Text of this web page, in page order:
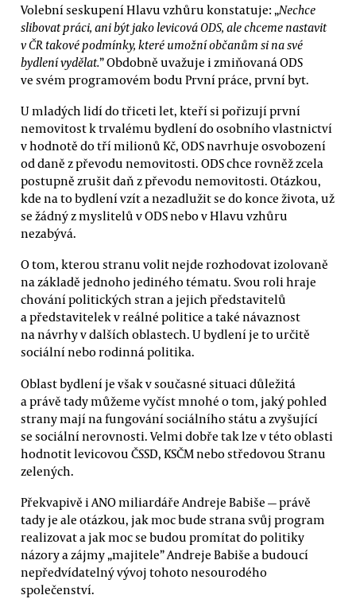
Volební seskupení Hlavu vzhůru konstatuje: „Nechce
slibovat práci, ani být jako levicová ODS, ale chceme nastavit
v ČR takové podmínky, které umožní občanům si na své
bydlení vydělat.” Obdobně uvažuje i zmiňovaná ODS
ve svém programovém bodu První práce, první byt.
U mladých lidí do třiceti let, kteří si pořizují první
nemovitost k trvalému bydlení do osobního vlastnictví
v hodnotě do tří milionů Kč, ODS navrhuje osvobození
od daně z převodu nemovitosti. ODS chce rovněž zcela
postupně zrušit daň z převodu nemovitosti. Otázkou,
kde na to bydlení vzít a nezadlužit se do konce života, už
se žádný z myslitelů v ODS nebo v Hlavu vzhůru
nezabývá.
O tom, kterou stranu volit nejde rozhodovat izolovaně
na základě jednoho jediného tématu. Svou roli hraje
chování politických stran a jejich představitelů
a představitelek v reálné politice a také návaznost
na návrhy v dalších oblastech. U bydlení je to určitě
sociální nebo rodinná politika.
Oblast bydlení je však v současné situaci důležitá
a právě tady můžeme vyčíst mnohé o tom, jaký pohled
strany mají na fungování sociálního státu a zvyšující
se sociální nerovnosti. Velmi dobře tak lze v této oblasti
hodnotit levicovou ČSSD, KSČM nebo středovou Stranu
zelených.
Překvapivě i ANO miliardáře Andreje Babiše — právě
tady je ale otázkou, jak moc bude strana svůj program
realizovat a jak moc se budou promítat do politiky
názory a zájmy „majitele” Andreje Babiše a budoucí
nepředvídatelný vývoj tohoto nesourodého
společenství.